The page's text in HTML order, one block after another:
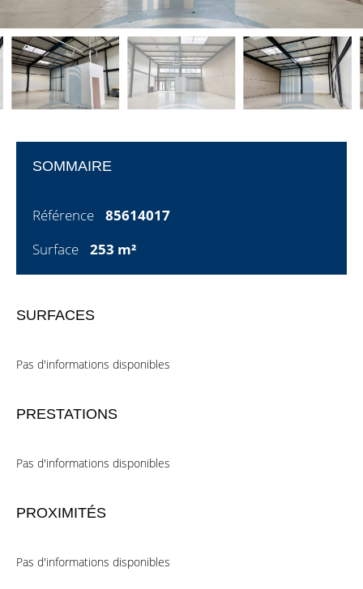
SOMMAIRE
Référence
85614017
Surface
253 m²
SURFACES
Pas d'informations disponibles
PRESTATIONS
Pas d'informations disponibles
PROXIMITÉS
Pas d'informations disponibles